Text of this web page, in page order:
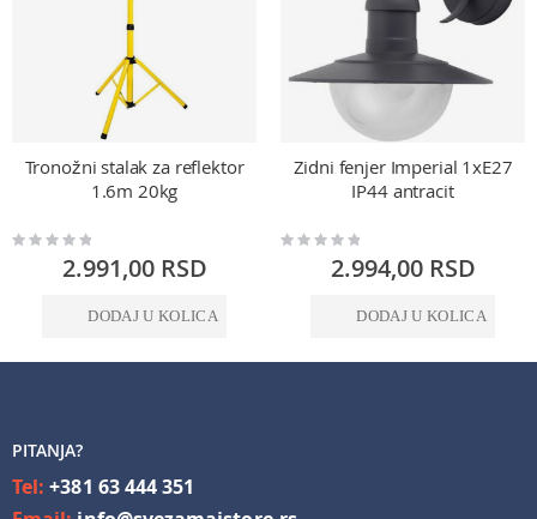
Tronožni stalak za reflektor
1.6m 20kg
Rating:
2.991,00 RSD
DODAJ U KOLICA
Zidni fenjer Imperial 1xE27
IP44 antracit
Rating:
2.994,00 RSD
DODAJ U KOLICA
PITANJA?
Tel:+381 63 444 351